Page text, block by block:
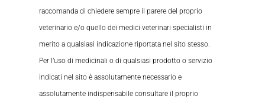
raccomanda di chiedere sempre il parere del proprio
veterinario e/o quello dei medici veterinari specialisti in
merito a qualsiasi indicazione riportata nel sito stesso.
Per l’uso di medicinali o di qualsiasi prodotto o servizio
indicati nel sito è assolutamente necessario e
assolutamente indispensabile consultare il proprio